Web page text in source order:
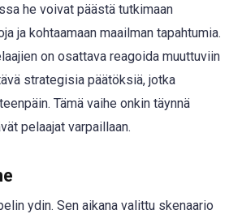
he voivat päästä tutkimaan
ja kohtaamaan maailman tapahtumia.
on osattava reagoida muuttuviin
strategisia päätöksiä, jotka
Tämä vaihe onkin täynnä
pelaajat varpaillaan.
ydin. Sen aikana valittu skenaario